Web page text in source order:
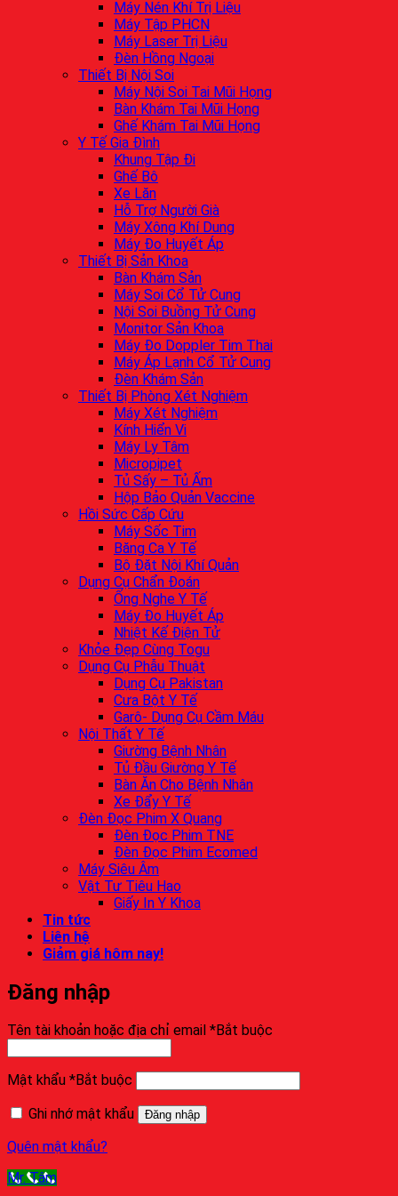
Máy Nén Khí Trị Liệu
Máy Tập PHCN
Máy Laser Trị Liệu
Đèn Hồng Ngoại
Thiết Bị Nội Soi
Máy Nội Soi Tai Mũi Họng
Bàn Khám Tai Mũi Họng
Ghế Khám Tai Mũi Họng
Y Tế Gia Đình
Khung Tập Đi
Ghế Bô
Xe Lăn
Hỗ Trợ Người Già
Máy Xông Khí Dung
Máy Đo Huyết Áp
Thiết Bị Sản Khoa
Bàn Khám Sản
Máy Soi Cổ Tử Cung
Nội Soi Buồng Tử Cung
Monitor Sản Khoa
Máy Đo Doppler Tim Thai
Máy Áp Lạnh Cổ Tử Cung
Đèn Khám Sản
Thiết Bị Phòng Xét Nghiệm
Máy Xét Nghiệm
Kính Hiển Vi
Máy Ly Tâm
Micropipet
Tủ Sấy – Tủ Ấm
Hộp Bảo Quản Vaccine
Hồi Sức Cấp Cứu
Máy Sốc Tim
Băng Ca Y Tế
Bộ Đặt Nội Khí Quản
Dụng Cụ Chẩn Đoán
Ống Nghe Y Tế
Máy Đo Huyết Áp
Nhiệt Kế Điện Tử
Khỏe Đẹp Cùng Togu
Dụng Cụ Phẫu Thuật
Dụng Cụ Pakistan
Cưa Bột Y Tế
Garô- Dụng Cụ Cầm Máu
Nội Thất Y Tế
Giường Bệnh Nhân
Tủ Đầu Giường Y Tế
Bàn Ăn Cho Bệnh Nhân
Xe Đẩy Y Tế
Đèn Đọc Phim X Quang
Đèn Đọc Phim TNE
Đèn Đọc Phim Ecomed
Máy Siêu Âm
Vật Tư Tiêu Hao
Giấy In Y Khoa
Tin tức
Liên hệ
Giảm giá hôm nay!
Đăng nhập
Tên tài khoản hoặc địa chỉ email *Bắt buộc
Mật khẩu *Bắt buộc
Ghi nhớ mật khẩu
Đăng nhập
Quên mật khẩu?
Mr. Tâm